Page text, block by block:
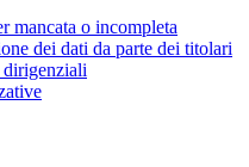
mancata o incompleta
dei dati da parte dei titolari